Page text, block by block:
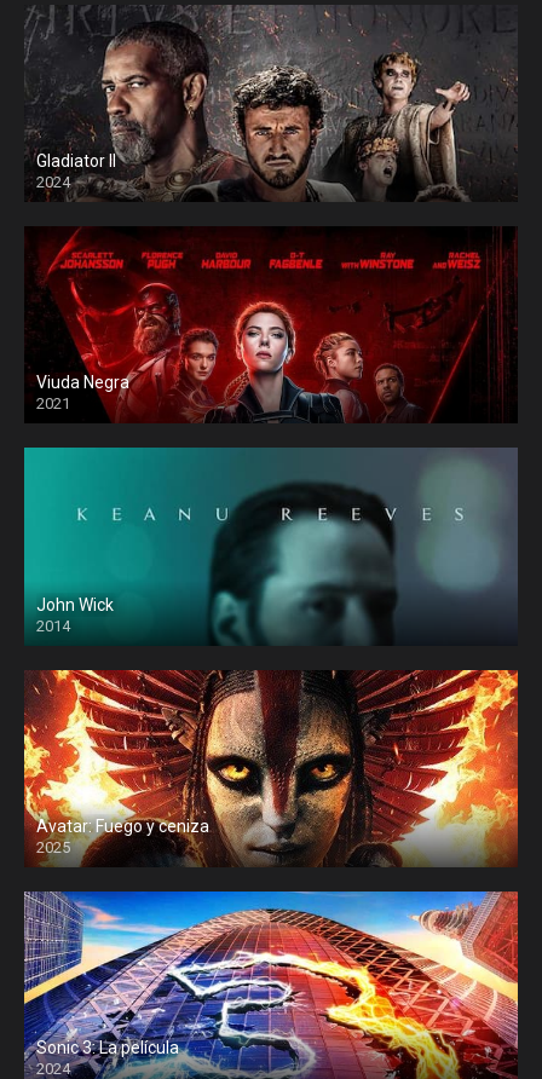
Gladiator II
2024
Viuda Negra
2021
John Wick
2014
Avatar: Fuego y ceniza
2025
Sonic 3: La película
2024